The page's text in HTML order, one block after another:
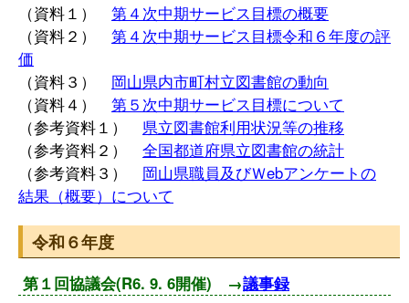
（資料１） 第４次中期サービス目標の概要
（資料２） 第４次中期サービス目標令和６年度の評
価
（資料３） 岡山県内市町村立図書館の動向
（資料４） 第５次中期サービス目標について
（参考資料１） 県立図書館利用状況等の推移
（参考資料２） 全国都道府県立図書館の統計
（参考資料３） 岡山県職員及びＷebアンケートの
結果（概要）について
令和６年度
第１回協議会(R6. 9. 6開催) →議事録